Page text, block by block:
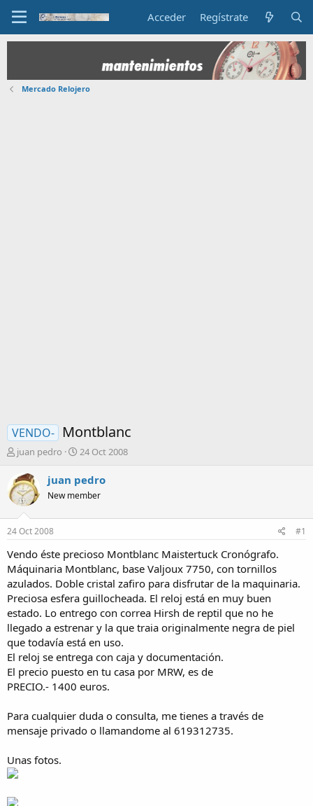
Acceder Regístrate
Mercado Relojero
VENDO- Montblanc
I
i
c
i
d
r
d
e
l
t
e
m
a
juan pedro
F
c
a
n
i
c
i
o
24 Oct 2008
juan pedro
New member
24 Oct 2008 #1
Vendo éste precioso Montblanc Maistertuck Cronógrafo.
Máquinaria Montblanc, base Valjoux 7750, con tornillos
azulados. Doble cristal zafiro para disfrutar de la maquinaria.
Preciosa esfera guillocheada. El reloj está en muy buen
estado. Lo entrego con correa Hirsh de reptil que no he
llegado a estrenar y la que traia originalmente negra de piel
que todavía está en uso.
El reloj se entrega con caja y documentación.
El precio puesto en tu casa por MRW, es de
PRECIO.- 1400 euros.
Para cualquier duda o consulta, me tienes a través de
mensaje privado o llamandome al 619312735.
Unas fotos.